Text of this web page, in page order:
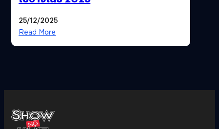
25/12/2025
Read More